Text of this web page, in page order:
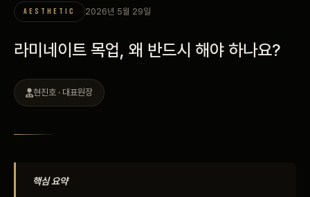
커뮤니티
안내
AESTHETIC 2026년 5월 29일
라미네이트 목업, 왜 반드시 해야 하나요?
현진호 · 대표원장
핵심 요약